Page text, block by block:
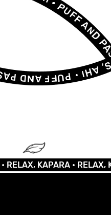
KAPARA •RELAX,